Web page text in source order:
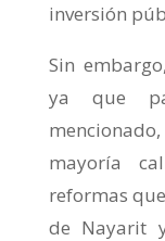
inversión
Sin
ya que
mayoría
reformas
de Nayarit